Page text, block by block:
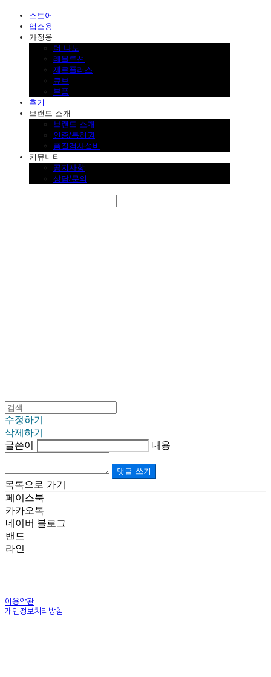
스토어
업소용
가정용
더 나노
레볼루션
제로플러스
큐브
부품
후기
브랜드 소개
브랜드 소개
인증/특허권
품질검사설비
커뮤니티
공지사항
상담/문의
수정하기
삭제하기
글쓴이
내용
댓글 쓰기
목록으로 가기
페이스북
카카오톡
네이버 블로그
밴드
라인
이용약관
개인정보처리방침